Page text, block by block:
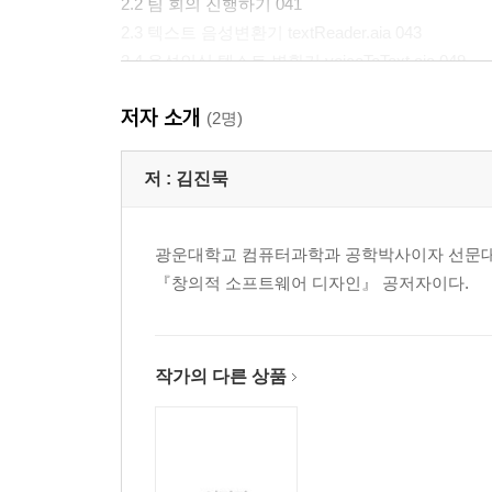
2.2 팀 회의 진행하기 041
2.4 음성인식 텍스트 변환기 voiceToText.aia 049
- 정리하기 064
- 연습문제 065
3.1 정의하기 069
3.2 팀 회의 진행하기 071
3.5 영어 단어장과 안전 지킴이 keepSafe2.aia 087
저자 소개 (2명)
저 : 김진묵
광운대학교 컴퓨터과학과 공학박사이자 선문
『창의적 소프트웨어 디자인』 공저자이다.
작가의 다른 상품